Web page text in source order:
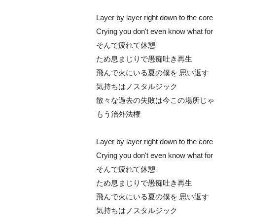
Layer by layer right down to the core
Crying you don't even know what for
そんで疲れて休憩
ため息まじりで愚痴吐き再生
飛んで火にいる夏の僕を 思い返す
気持ちはノスタルジック
散々な過去の失敗は今この場所じゃ
もう治外法権
Layer by layer right down to the core
Crying you don't even know what for
そんで疲れて休憩
ため息まじりで愚痴吐き再生
飛んで火にいる夏の僕を 思い返す
気持ちはノスタルジック